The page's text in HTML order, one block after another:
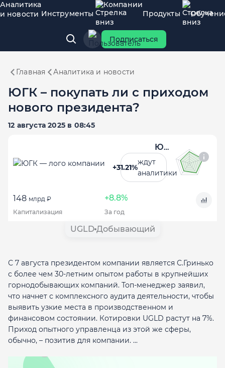
Аналитика
и новости Инструменты
Компании
Продукты
Подписаться
Главная Аналитика и новости
ЮГК – покупать ли с приходом
нового президента?
12 августа 2025 в 08:45
ЮГК
+31.21%
ждут
аналитики
148 млрд ₽ +8.8%
Капитализация За год
UGLD Добывающий
С 7 августа президентом компании является С.Гринько
с более чем 30-летним опытом работы в крупнейших
горнодобывающих компаний. Топ-менеджер заявил,
что начнет с комплексного аудита деятельности, чтобы
выявить узкие места в производственном и
финансовом состоянии. Котировки UGLD растут на 7%.
Приход опытного управленца из этой же сферы,
обычно, – позитив для компании. ...